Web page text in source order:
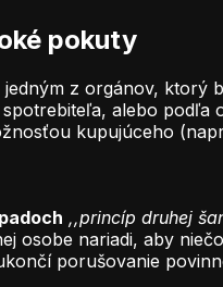
pokuty
z orgánov,
alebo
kupujúceho
,,princíp druhej
osobe nariadi, aby
porušovanie